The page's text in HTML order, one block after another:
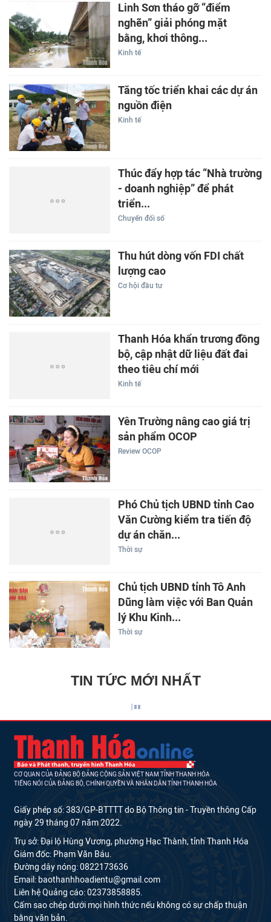
Linh Sơn tháo gỡ “điểm
nghẽn” giải phóng mặt
bằng, khơi thông...
Kinh tế
Tăng tốc triển khai các dự án
nguồn điện
Kinh tế
Thúc đẩy hợp tác “Nhà trường
- doanh nghiệp” để phát
triển...
Chuyển đổi số
Thu hút dòng vốn FDI chất
lượng cao
Cơ hội đầu tư
Thanh Hóa khẩn trương đồng
bộ, cập nhật dữ liệu đất đai
theo tiêu chí mới
Kinh tế
Yên Trường nâng cao giá trị
sản phẩm OCOP
Review OCOP
Phó Chủ tịch UBND tỉnh Cao
Văn Cường kiểm tra tiến độ
dự án chăn...
Thời sự
Chủ tịch UBND tỉnh Tô Anh
Dũng làm việc với Ban Quản
lý Khu Kinh...
Thời sự
TIN TỨC MỚI NHẤT
CƠ QUAN CỦA ĐẢNG BỘ ĐẢNG CỘNG SẢN VIỆT NAM TỈNH THANH HÓA
TIẾNG NÓI CỦA ĐẢNG BỘ, CHÍNH QUYỀN VÀ NHÂN DÂN TỈNH THANH HÓA
Giấy phép số: 383/GP-BTTTT do Bộ Thông tin - Truyền thông Cấp
ngày 29 tháng 07 năm 2022.
Trụ sở: Đại lộ Hùng Vương, phường Hạc Thành, tỉnh Thanh Hóa
Giám đốc: Phạm Văn Báu.
Đường dây nóng: 0822173636
Email: baothanhhoadientu@gmail.com
Liên hệ Quảng cáo: 02373858885.
Cấm sao chép dưới mọi hình thức nếu không có sự chấp thuận
bằng văn bản.